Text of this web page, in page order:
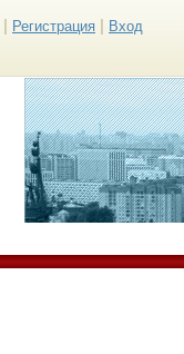
Регистрация Вход